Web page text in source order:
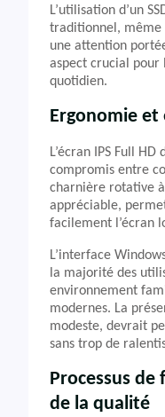
L’utilisation d’un
traditionnel, même
une attention
aspect crucial
quotidien.
Ergonomie
L’écran IPS Full
compromis entre
charnière rotative
appréciable,
facilement l’écran
L’interface
la majorité des
environnement
modernes. La
modeste, devrait
sans trop de
Processus
de la qualité